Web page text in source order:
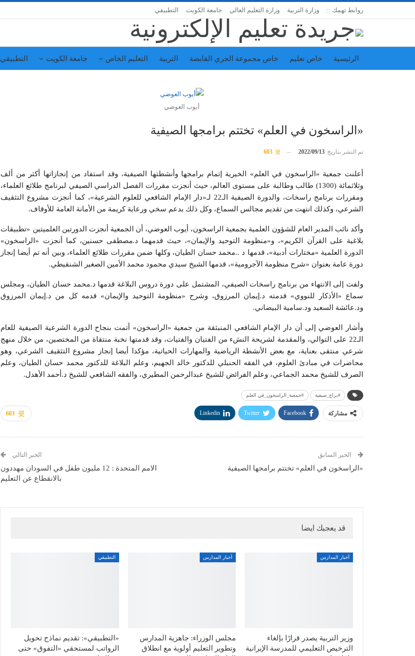
روابط تهمك :: وزارة التربية وزارة التعليم العالي جامعة الكويت التطبيقي
الرئيسية خاص تعليم خاص مجموعة الجري القابضة التربية التعليم الخاص جامعة الكويت التطبيقي
أيوب العوضي
«الراسخون في العلم» تختتم برامجها الصيفية
تم النشر بتاريخ 2022/09/13
أعلنت جمعية «الراسخون في العلم» الخيرية إتمام برامجها وأنشطتها الصيفية، وقد استفاد من إنجازاتها أكثر من ألف
وثلاثمائة (1300) طالب وطالبة على مستوى العالم، حيث أنجزت مقررات الفصل الدراسي الصيفي لبرنامج طلائع العلماء،
ومقررات برنامج راسخات، والدورة الصيفية الـ22 لـ«دار الإمام الشافعي للعلوم الشرعية»، كما أنجزت مشروع التثقيف
الشرعي، وكذلك انتهت من تقديم مجالس السماع، وكل ذلك بدعم سخي ورعاية كريمة من الأمانة العامة للأوقاف.
وأكد نائب المدير العام للشؤون العلمية بجمعية الراسخون، أيوب العوضي، أن الجمعية أنجزت الدورتين العلميتين «تطبيقات
بلاغية على القرآن الكريم»، و«منظومة التوحيد والإيمان»، حيث قدمهما د.مصطفى حسنين، كما أنجزت «الراسخون»
الدورة العلمية «مختارات أدبية»، قدمها د ..محمد حسان الطيان، وكلها ضمن مقررات طلائع العلماء، وبين أنه تم أيضا إنجاز
دورة عامة بعنوان «شرح منظومة الآجرومية»، قدمها الشيخ سيدي محمود محمد الأمين الصغير الشنقيطي.
ولفت إلى الانتهاء من برنامج راسخات الصيفي، المشتمل على دورة دروس البلاغة قدمها د.محمد حسان الطيان، ومجلس
سماع «الأذكار للنووي» قدمته د.إيمان المرزوق، وشرح «منظومة التوحيد والإيمان» قدمه كل من د.إيمان المرزوق
ود.عائشة السعيد ود.سامية البيضاني.
وأشار العوضي إلى أن دار الإمام الشافعي المنبثقة من جمعية «الراسخون» أتمت بنجاح الدورة الشرعية الصيفية للعام
الـ22 على التوالي، والمقدمة لشريحة النشء من الفتيان والفتيات، وقد قدمتها نخبة منتقاة من المختصين، من خلال منهج
شرعي منتقى بعناية، مع بعض الأنشطة الرياضية والمهارات الحياتية، مؤكدا أيضا إنجاز مشروع التثقيف الشرعي، وهو
محاضرات في مبادئ العلوم، في الفقه الحنبلي للدكتور خالد الجهيم، وعلم البلاغة للدكتور محمد حسان الطيان، وعلم
الصرف للشيخ محمد الجماعي، وعلم الفرائض للشيخ عبدالرحمن المطيري، والفقه الشافعي للشيخ د.أحمد الأهدل.
#براج_صيفية #جمعية_الراسخون_في العلم
603 مشاركة Facebook
Twitter
Linkedin
الخبر السابق
«الراسخون في العلم» تختتم برامجها الصيفية
الخبر التالي
الامم المتحدة : 12 مليون طفل في السودان مهددون
بالانقطاع عن التعليم
قد يعجبك ايضا
أخبار المدارس
وزير التربية يصدر قرارًا بإلغاء
الترخيص التعليمي للمدرسة الإيرانية
أخبار المدارس
مجلس الوزراء: جاهزية المدارس
وتطوير التعليم أولوية مع انطلاق
التطبيقي
«التطبيقي»: تقديم نماذج تحويل
الرواتب لمستحقي «التفوق» حتى